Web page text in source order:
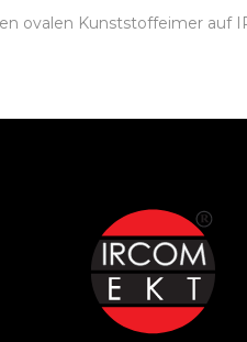
Kunststoffeimer auf